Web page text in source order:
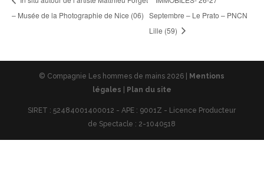
– Musée de la Photographie de Nice (06)
Septembre – Le Prato – PNCN
Lille (59)
© Compagnie Les hommes de mains 2026 | Mentions
légales
Plan du site
SIRET : 52484001400012 - APE : 9001Z - Licence Producteur
de Spectacle : 2-1040518